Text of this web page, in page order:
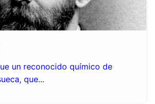
un reconocido químico de
que...